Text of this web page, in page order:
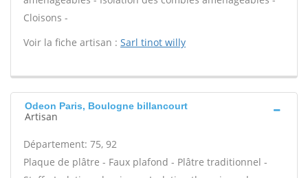
Cloisons -
Voir la fiche artisan : Sarl tinot willy
Odeon Paris, Boulogne billancourt
Artisan
Département: 75, 92
Plaque de plâtre - Faux plafond - Plâtre traditionnel -